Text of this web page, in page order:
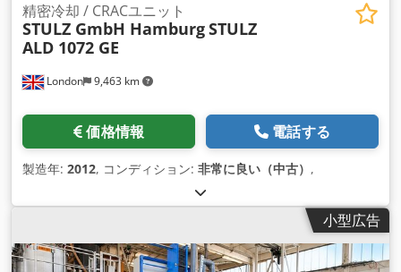
London 9,463 km
精密冷却 / CRACユニット
STULZ GmbH HamburgSTULZ
ALD 1072 GE
価格情報 電話する
製造年: 2012, コンディション: 非常に良い（中古） ,
小型広告